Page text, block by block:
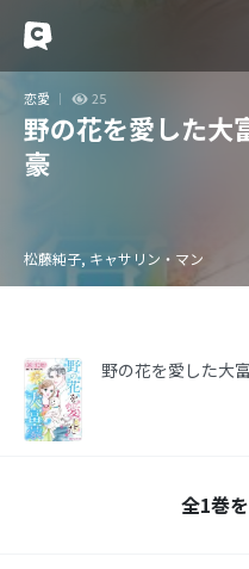
恋愛 25
野の花を愛した大
豪
松藤純子, キャサリン・マン
野の花を愛した大
全1巻